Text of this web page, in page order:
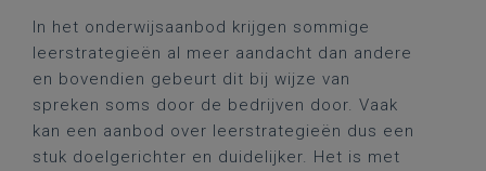
In het onderwijsaanbod krijgen sommige
leerstrategieën al meer aandacht dan andere
en bovendien gebeurt dit bij wijze van
spreken soms door de bedrijven door. Vaak
kan een aanbod over leerstrategieën dus een
stuk doelgerichter en duidelijker. Het is met